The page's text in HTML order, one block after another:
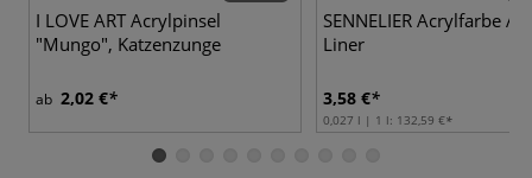
I LOVE ART Acrylpinsel
"Mungo", Katzenzunge
ab 2,02 €
SENNELIER Acrylfarbe
Liner
3,58 €
0,027 l | 1 l: 132,59 €